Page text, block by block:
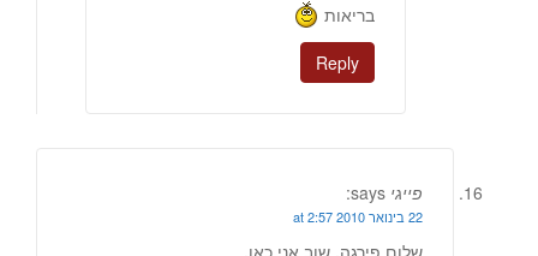
בריאות
Reply
פייגי says:
22 בינואר 2010 at 2:57
שלום פירגה, שוב אני כאן.